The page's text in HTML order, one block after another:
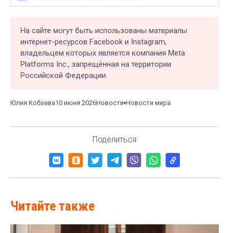
На сайте могут быть использованы материалы
интернет-ресурсов Facebook и Instagram,
владельцем которых является компания Meta
Platforms Inc., запрещённая на территории
Российской Федерации.
Юлия Кобзева10 июня 2026Новости Новости мира
Поделиться
Читайте также